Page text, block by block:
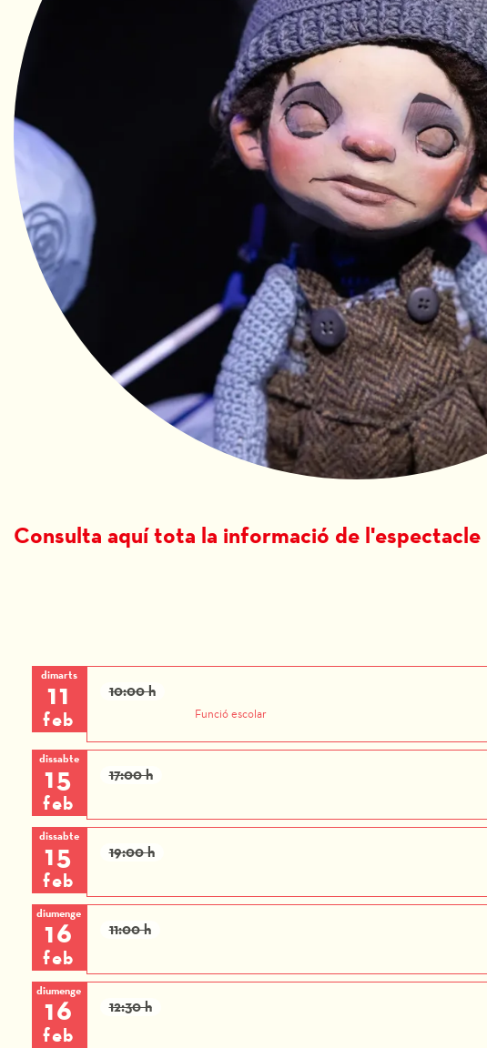
Consulta aquí tota la informació de l'espectacle
dimarts
11
feb
10:00 h
Funció escolar
dissabte
15
feb
17:00 h
dissabte
15
feb
19:00 h
diumenge
16
feb
11:00 h
diumenge
16
feb
12:30 h